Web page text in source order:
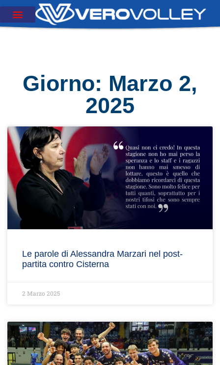
Giorno: Marzo 2,
2025
Le parole di Alessandra Marzari nel post-
partita contro Cisterna
2 Marzo 2025